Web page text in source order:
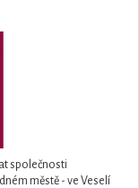
společnosti
městě - ve Veselí